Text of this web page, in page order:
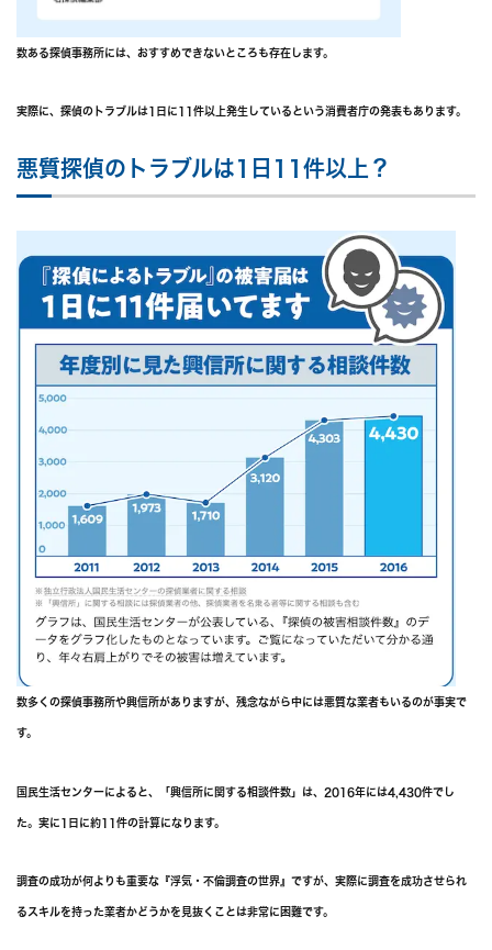
数ある探偵事務所には、おすすめできないところも存在します。
実際に、探偵のトラブルは1日に11件以上発生しているという消費者庁の発表もあります。
悪質探偵のトラブルは1日11件以上？
数多くの探偵事務所や興信所がありますが、残念ながら中には悪質な業者もいるのが事実で
す。
国民生活センターによると、「興信所に関する相談件数」は、2016年には4,430件でし
た。実に1日に約11件の計算になります。
調査の成功が何よりも重要な『浮気・不倫調査の世界』ですが、実際に調査を成功させられ
るスキルを持った業者かどうかを見抜くことは非常に困難です。